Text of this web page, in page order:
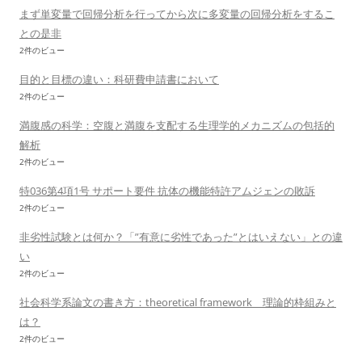
まず単変量で回帰分析を行ってから次に多変量の回帰分析をするこ
との是非
2件のビュー
目的と目標の違い：科研費申請書において
2件のビュー
満腹感の科学：空腹と満腹を支配する生理学的メカニズムの包括的
解析
2件のビュー
特036第4項1号 サポート要件 抗体の機能特許アムジェンの敗訴
2件のビュー
非劣性試験とは何か？「”有意に劣性であった”とはいえない」との違
い
2件のビュー
社会科学系論文の書き方：theoretical framework 理論的枠組みと
は？
2件のビュー